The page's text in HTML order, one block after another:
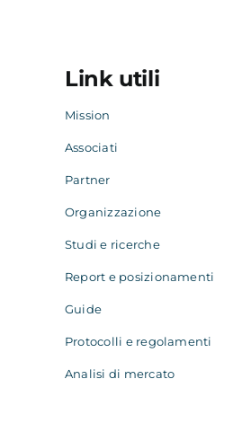
Link utili
Mission
Associati
Partner
Organizzazione
Studi e ricerche
Report e posizionamenti
Guide
Protocolli e regolamenti
Analisi di mercato